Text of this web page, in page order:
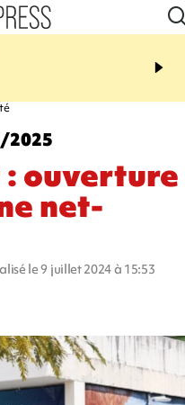
21:08
et Turquie scellent un
2025
ouverture
net-
le 9 juillet 2024 à 15:53